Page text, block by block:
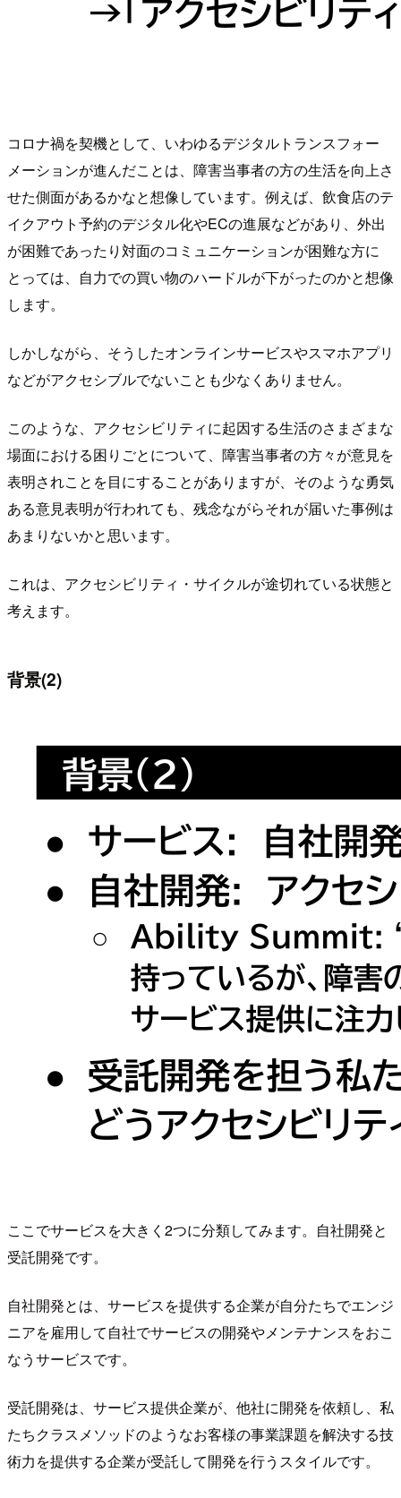
コロナ禍を契機として、いわゆるデジタルトランスフォー
メーションが進んだことは、障害当事者の方の生活を向上さ
せた側面があるかなと想像しています。例えば、飲食店のテ
イクアウト予約のデジタル化やECの進展などがあり、外出
が困難であったり対面のコミュニケーションが困難な方に
とっては、自力での買い物のハードルが下がったのかと想像
します。
しかしながら、そうしたオンラインサービスやスマホアプリ
などがアクセシブルでないことも少なくありません。
このような、アクセシビリティに起因する生活のさまざまな
場面における困りごとについて、障害当事者の方々が意見を
表明されことを目にすることがありますが、そのような勇気
ある意見表明が行われても、残念ながらそれが届いた事例は
あまりないかと思います。
これは、アクセシビリティ・サイクルが途切れている状態と
考えます。
背景(2)
ここでサービスを大きく2つに分類してみます。自社開発と
受託開発です。
自社開発とは、サービスを提供する企業が自分たちでエンジ
ニアを雇用して自社でサービスの開発やメンテナンスをおこ
なうサービスです。
受託開発は、サービス提供企業が、他社に開発を依頼し、私
たちクラスメソッドのようなお客様の事業課題を解決する技
術力を提供する企業が受託して開発を行うスタイルです。